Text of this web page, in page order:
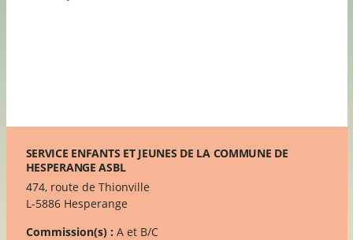
SERVICE ENFANTS ET JEUNES DE LA COMMUNE DE
HESPERANGE ASBL
474, route de Thionville
L-5886 Hesperange
Commission(s) : A et B/C